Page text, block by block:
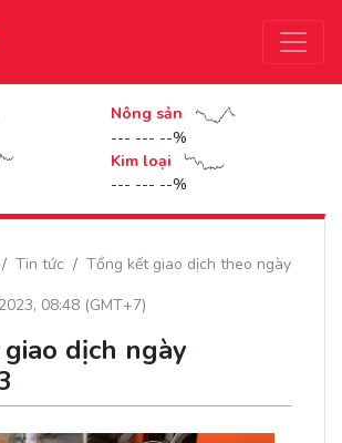
Nông sản
--- --- --%
Kim loại
--- --- --%
Tin tức
Tổng kết giao dịch theo ngày
08:48 (GMT+7)
dịch ngày